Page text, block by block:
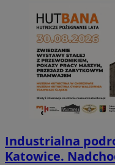
Industrialna
Katowice.